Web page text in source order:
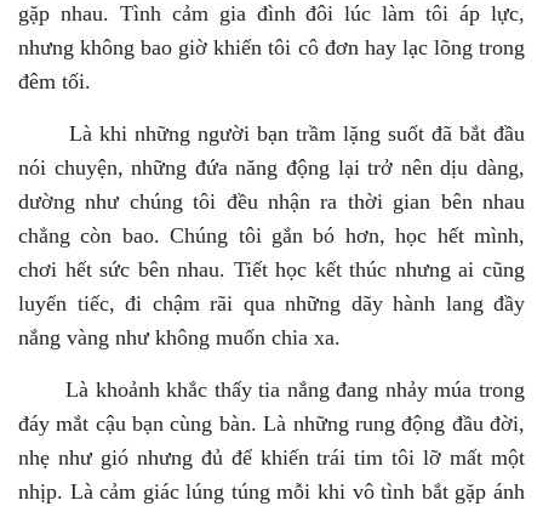
gặp nhau. Tình cảm gia đình đôi lúc làm tôi áp lực,
nhưng không bao giờ khiến tôi cô đơn hay lạc lõng trong
đêm tối.
Là khi những người bạn trầm lặng suốt đã bắt đầu
nói chuyện, những đứa năng động lại trở nên dịu dàng,
dường như chúng tôi đều nhận ra thời gian bên nhau
chẳng còn bao. Chúng tôi gắn bó hơn, học hết mình,
chơi hết sức bên nhau. Tiết học kết thúc nhưng ai cũng
luyến tiếc, đi chậm rãi qua những dãy hành lang đầy
nắng vàng như không muốn chia xa.
Là khoảnh khắc thấy tia nắng đang nhảy múa trong
đáy mắt cậu bạn cùng bàn. Là những rung động đầu đời,
nhẹ như gió nhưng đủ để khiến trái tim tôi lỡ mất một
nhịp. Là cảm giác lúng túng mỗi khi vô tình bắt gặp ánh